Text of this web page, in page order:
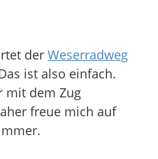
der Weserradweg
ist also einfach.
mit dem Zug
freue mich auf